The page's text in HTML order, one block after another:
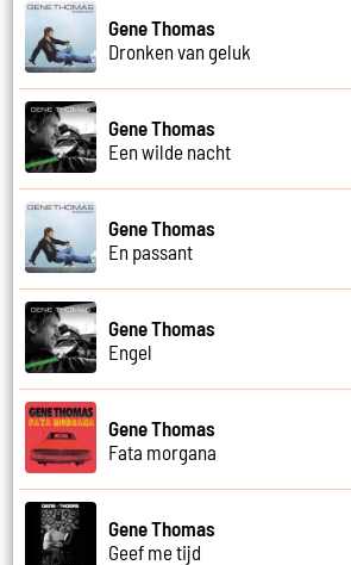
Gene Thomas
Dronken van geluk
Gene Thomas
Een wilde nacht
Gene Thomas
En passant
Gene Thomas
Engel
Gene Thomas
Fata morgana
Gene Thomas
Geef me tijd